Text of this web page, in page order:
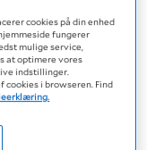
cookies på din enhed
fungerer
mulige service,
at optimere vores
indstillinger.
i browseren. Find